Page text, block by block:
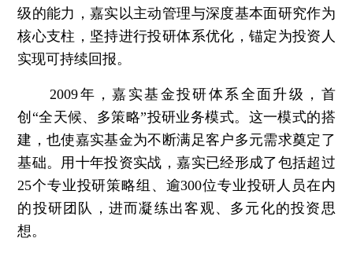
级的能力，嘉实以主动管理与深度基本面研究作为
核心支柱，坚持进行投研体系优化，锚定为投资人
实现可持续回报。
2009年，嘉实基金投研体系全面升级，首
创“全天候、多策略”投研业务模式。这一模式的搭
建，也使嘉实基金为不断满足客户多元需求奠定了
基础。用十年投资实战，嘉实已经形成了包括超过
25个专业投研策略组、逾300位专业投研人员在内
的投研团队，进而凝练出客观、多元化的投资思
想。